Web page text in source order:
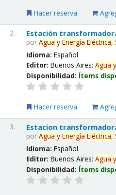
Hacer reserva
2. Estación
porAgua y Energía Eléctrica,
Idioma:Español
Editor:Buenos Aires:Agua y
Disponibilidad: Ítems
Hacer reserva
3. Estacion
porAgua y Energía Eléctrica,
Idioma:Español
Editor:Buenos Aires:Agua y
Disponibilidad: Ítems